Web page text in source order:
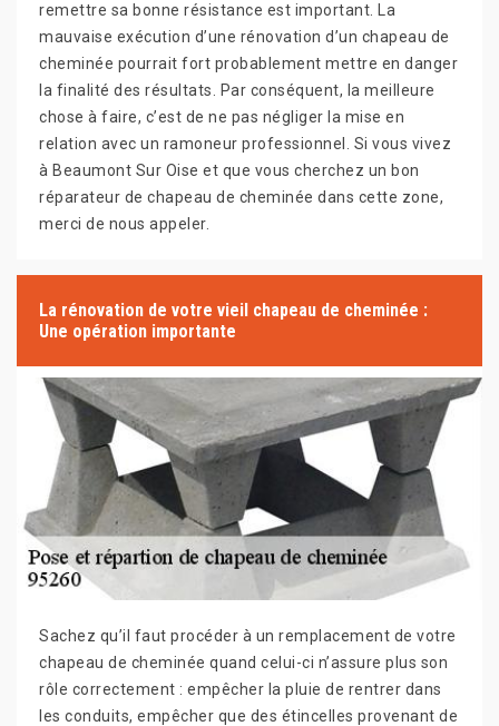
remettre sa bonne résistance est important. La
mauvaise exécution d’une rénovation d’un chapeau de
cheminée pourrait fort probablement mettre en danger
la finalité des résultats. Par conséquent, la meilleure
chose à faire, c’est de ne pas négliger la mise en
relation avec un ramoneur professionnel. Si vous vivez
à Beaumont Sur Oise et que vous cherchez un bon
réparateur de chapeau de cheminée dans cette zone,
merci de nous appeler.
La rénovation de votre vieil chapeau de cheminée :
Une opération importante
Sachez qu’il faut procéder à un remplacement de votre
chapeau de cheminée quand celui-ci n’assure plus son
rôle correctement : empêcher la pluie de rentrer dans
les conduits, empêcher que des étincelles provenant de